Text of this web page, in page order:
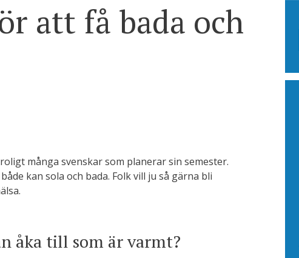
att få bada och
många svenskar som planerar sin semester.
kan sola och bada. Folk vill ju så gärna bli
åka till som är varmt?